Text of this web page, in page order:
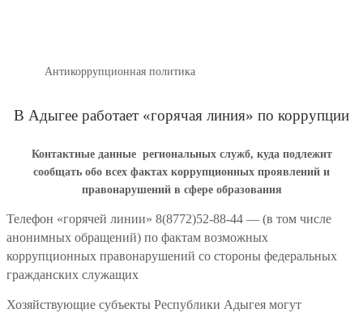
Антикоррупционная политика
В Адыгее работает «горячая линия» по коррупции
Контактные данные региональных служб, куда подлежит
сообщать обо всех фактах коррупционных проявлений и
правонарушений в сфере образования
Телефон «горячей линии» 8(8772)52-88-44 — (в том числе
анонимных обращений) по фактам возможных
коррупционных правонарушений со стороны федеральных
гражданских служащих
Хозяйствующие субъекты Республики Адыгея могут